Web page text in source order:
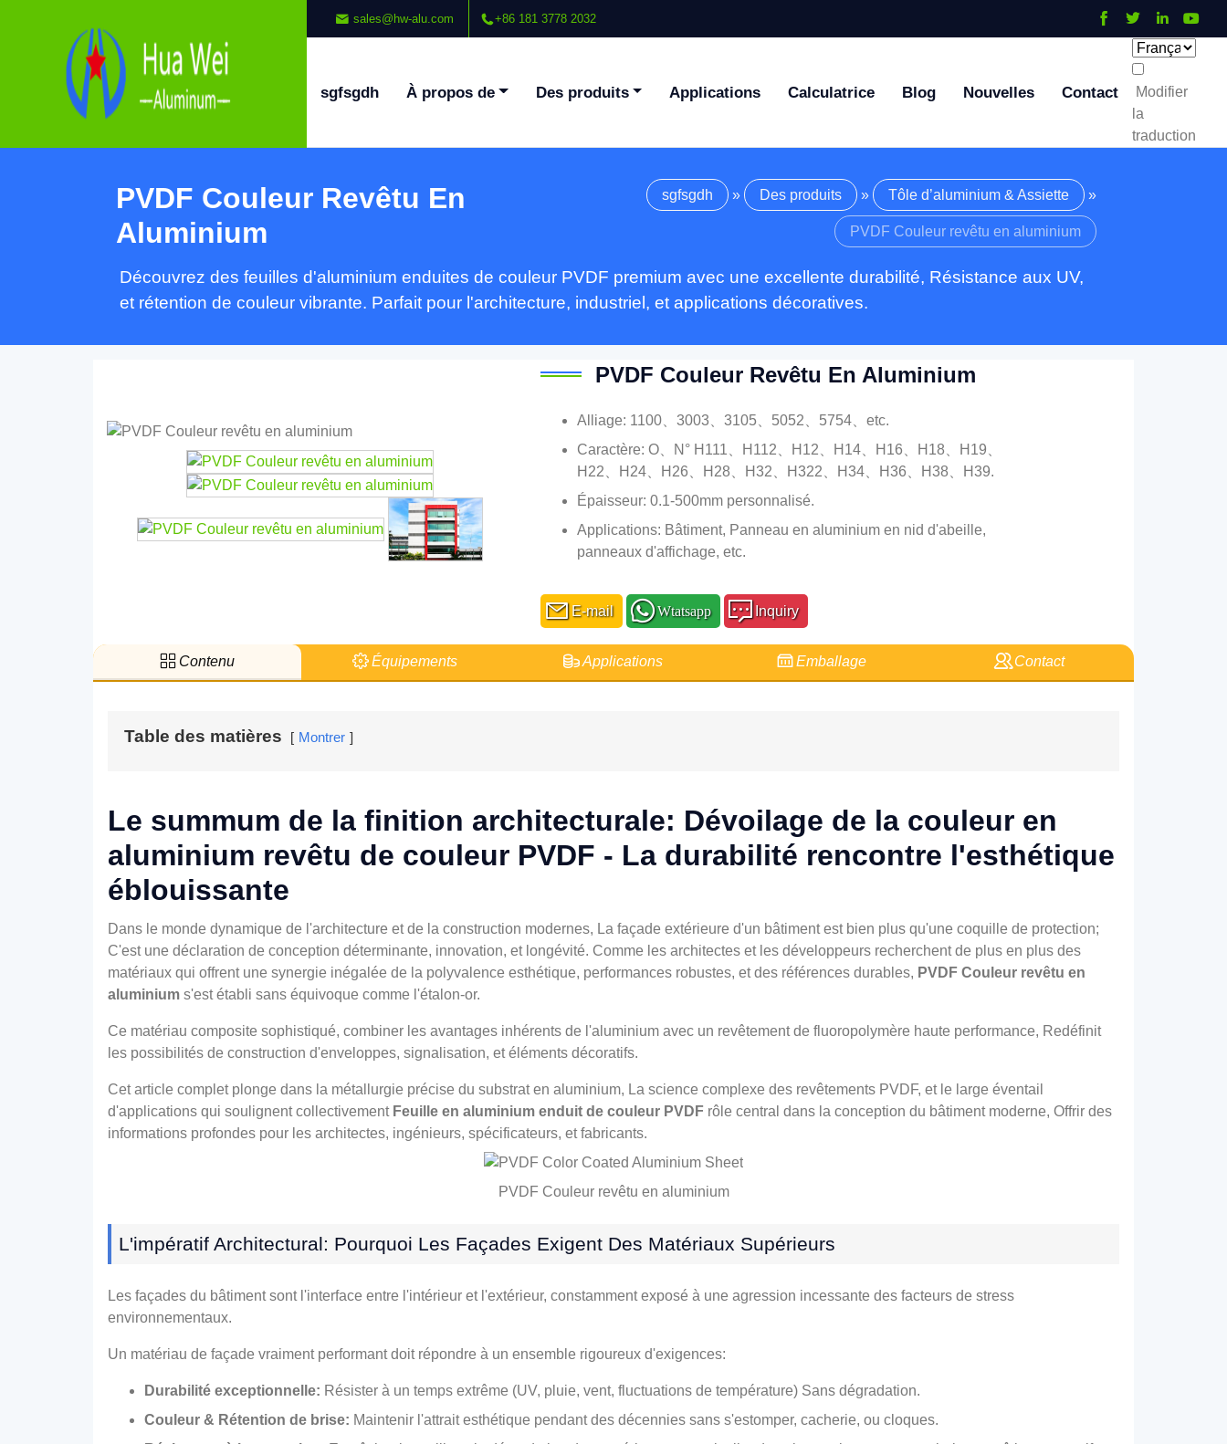
sales@hw-alu.com +86 181 3778 2032
sgfsgdh À propos de Des produits Applications Calculatrice Blog Nouvelles Contact
Modifier
la
traduction
PVDF Couleur Revêtu En
Aluminium
sgfsgdh » Des produits » Tôle d’aluminium & Assiette »
PVDF Couleur revêtu en aluminium
Découvrez des feuilles d'aluminium enduites de couleur PVDF premium avec une excellente durabilité, Résistance aux UV,
et rétention de couleur vibrante. Parfait pour l'architecture, industriel, et applications décoratives.
PVDF Couleur Revêtu En Aluminium
Alliage: 1100、3003、3105、5052、5754、etc.
Caractère: O、N° H111、H112、H12、H14、H16、H18、H19、
H22、H24、H26、H28、H32、H322、H34、H36、H38、H39.
Épaisseur: 0.1-500mm personnalisé.
Applications: Bâtiment, Panneau en aluminium en nid d'abeille,
panneaux d'affichage, etc.
E-mail Wtatsapp Inquiry
Contenu Équipements Applications Emballage Contact
Table des matières Montrer
Le summum de la finition architecturale: Dévoilage de la couleur en
aluminium revêtu de couleur PVDF - La durabilité rencontre l'esthétique
éblouissante
Dans le monde dynamique de l'architecture et de la construction modernes, La façade extérieure d'un bâtiment est bien plus qu'une coquille de protection;
C'est une déclaration de conception déterminante, innovation, et longévité. Comme les architectes et les développeurs recherchent de plus en plus des
matériaux qui offrent une synergie inégalée de la polyvalence esthétique, performances robustes, et des références durables, PVDF Couleur revêtu en
aluminium s'est établi sans équivoque comme l'étalon-or.
Ce matériau composite sophistiqué, combiner les avantages inhérents de l'aluminium avec un revêtement de fluoropolymère haute performance, Redéfinit
les possibilités de construction d'enveloppes, signalisation, et éléments décoratifs.
Cet article complet plonge dans la métallurgie précise du substrat en aluminium, La science complexe des revêtements PVDF, et le large éventail
d'applications qui soulignent collectivement Feuille en aluminium enduit de couleur PVDF rôle central dans la conception du bâtiment moderne, Offrir des
informations profondes pour les architectes, ingénieurs, spécificateurs, et fabricants.
PVDF Couleur revêtu en aluminium
L'impératif Architectural: Pourquoi Les Façades Exigent Des Matériaux Supérieurs
Les façades du bâtiment sont l'interface entre l'intérieur et l'extérieur, constamment exposé à une agression incessante des facteurs de stress
environnementaux.
Un matériau de façade vraiment performant doit répondre à un ensemble rigoureux d'exigences:
Durabilité exceptionnelle: Résister à un temps extrême (UV, pluie, vent, fluctuations de température) Sans dégradation.
Couleur & Rétention de brise: Maintenir l'attrait esthétique pendant des décennies sans s'estomper, cacherie, ou cloques.